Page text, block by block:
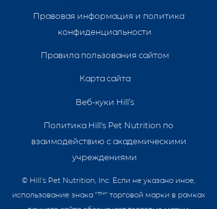
© Hill’s Pet Nutrition, Inc. Если не указано иное,
использование знака "™" торговой марки в рамках
Правовая информация и политика
конфиденциальности
Правила пользования сайтом
Карта сайта
Веб-куки Hill’s
Политика Hill's Pet Nutrition по
взаимодействию с академическими
учреждениями